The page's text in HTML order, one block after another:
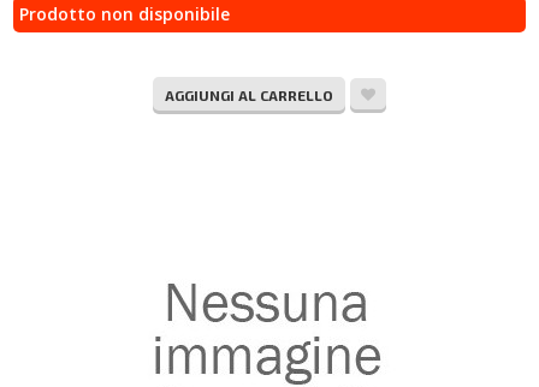
Prodotto non disponibile
AGGIUNGI AL CARRELLO